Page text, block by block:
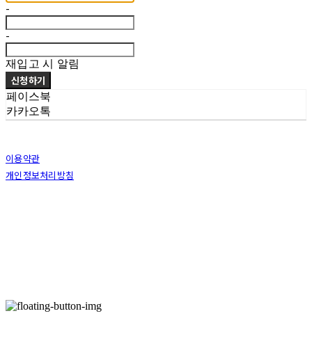
-
-
재입고 시 알림
신청하기
페이스북
카카오톡
이용약관
개인정보처리방침